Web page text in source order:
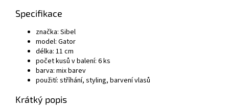
Specifikace
značka: Sibel
model: Gator
délka: 11 cm
počet kusů v balení: 6 ks
barva: mix barev
použití: stříhání, styling, barvení vlasů
Krátký popis